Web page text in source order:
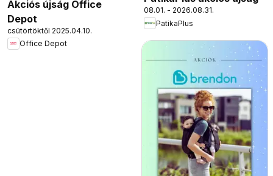
Akciós újság Office
Depot
csütörtöktől 2025.04.10.
Office Depot
08.01. - 2026.08.31.
PatikaPlus